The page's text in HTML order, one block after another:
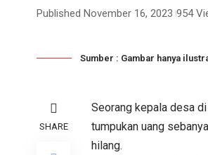
Published November 16, 2023 954
Sumber : Gambar hanya
SHARE
Seorang kepala desa
tumpukan uang
hilang.